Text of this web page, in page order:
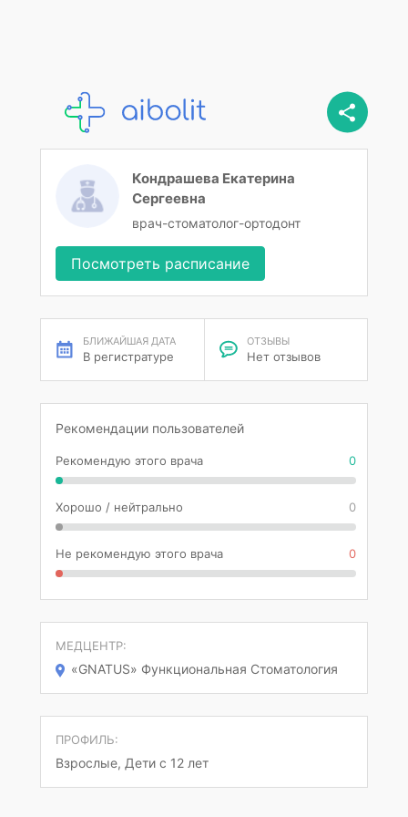
Кондрашева Екатерина
Сергеевна
врач-стоматолог-ортодонт
Посмотреть расписание
БЛИЖАЙШАЯ ДАТА
В регистратуре
ОТЗЫВЫ
Нет отзывов
Рекомендации пользователей
Рекомендую этого врача 0
Хорошо / нейтрально 0
Не рекомендую этого врача 0
МЕДЦЕНТР:
«GNATUS» Функциональная Стоматология
ПРОФИЛЬ:
Взрослые, Дети с 12 лет